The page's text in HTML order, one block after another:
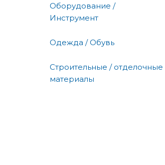
Оборудование /
Инструмент
Одежда / Обувь
Строительные / отделочные
материалы